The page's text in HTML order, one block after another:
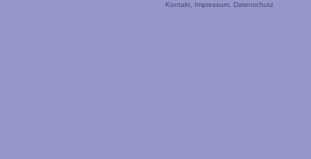
Kontakt
Impressum Datenschutz